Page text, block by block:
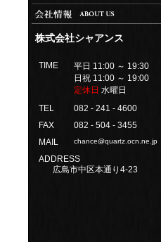
株式会社シャアンス
TIME
平日 11:00 ～ 19:30
日祝 11:00 ～ 19:00
定休日 水曜日
TEL
082 - 241 - 4600
FAX
082 - 504 - 3455
MAIL
chance@quartz.ocn.ne.jp
ADDRESS
広島市中区本通り4-23